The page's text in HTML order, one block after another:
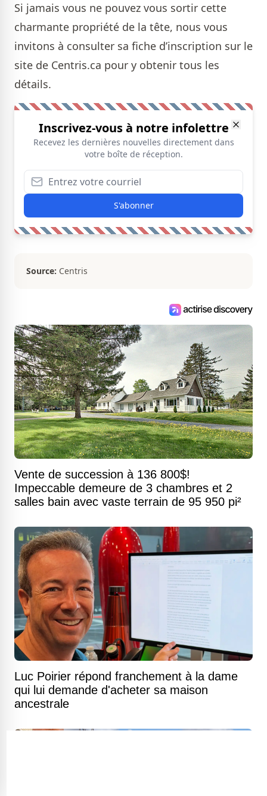
Si jamais vous ne pouvez vous sortir cette
charmante propriété de la tête, nous vous
invitons à consulter sa fiche d’inscription sur le
site de Centris.ca pour y obtenir tous les
détails.
Inscrivez-vous à notre infolettre
Recevez les dernières nouvelles directement dans
votre boîte de réception.
S'abonner
Source: Centris
Vente de succession à 136 800$!
Impeccable demeure de 3 chambres et 2
salles bain avec vaste terrain de 95 950 pi²
Luc Poirier répond franchement à la dame
qui lui demande d'acheter sa maison
ancestrale